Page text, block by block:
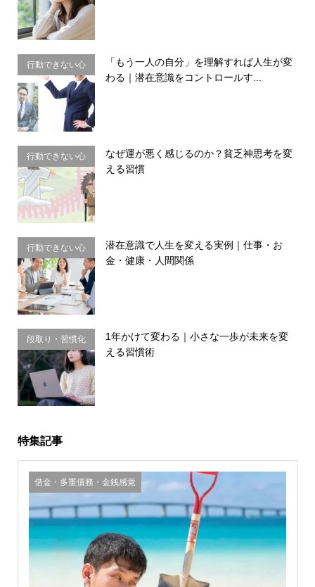
行動できない心
理・思い込み
「もう一人の自分」を理解すれば人生が変
わる｜潜在意識をコントロールす...
行動できない心
理・思い込み
なぜ運が悪く感じるのか？貧乏神思考を変
える習慣
行動できない心
理・思い込み
潜在意識で人生を変える実例｜仕事・お
金・健康・人間関係
段取り・習慣化
1年かけて変わる｜小さな一歩が未来を変
える習慣術
特集記事
借金・多重債務・金銭感覚